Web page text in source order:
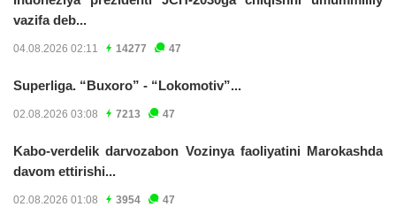
vazifa deb...
04.08.2026 02:11 14277 47
Superliga. “Buxoro” - “Lokomotiv”...
02.08.2026 03:08 7213 47
Kabo-verdelik darvozabon Vozinya faoliyatini Marokashda
davom ettirishi...
02.08.2026 01:08 3954 47